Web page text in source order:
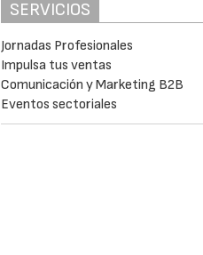
SERVICIOS
Jornadas Profesionales
Impulsa tus ventas
Comunicación y Marketing B2B
Eventos sectoriales